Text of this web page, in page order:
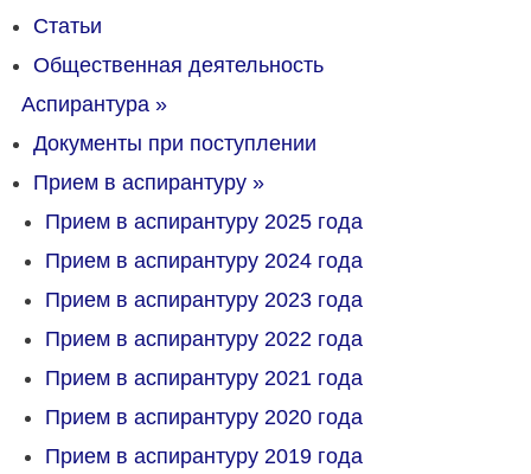
Статьи
Общественная деятельность
Аспирантура »
Документы при поступлении
Прием в аспирантуру »
Прием в аспирантуру 2025 года
Прием в аспирантуру 2024 года
Прием в аспирантуру 2023 года
Прием в аспирантуру 2022 года
Прием в аспирантуру 2021 года
Прием в аспирантуру 2020 года
Прием в аспирантуру 2019 года